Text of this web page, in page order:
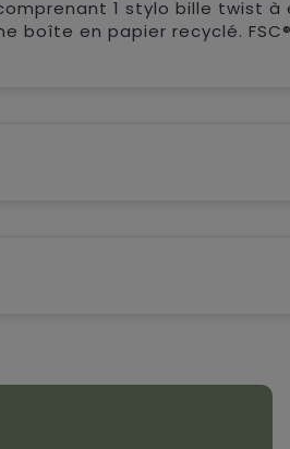
1 stylo bille twist
boîte en papier recyclé.